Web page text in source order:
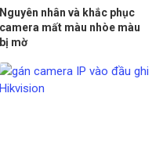
Nguyên nhân và khắc phục
camera mất màu nhòe màu
bị mờ